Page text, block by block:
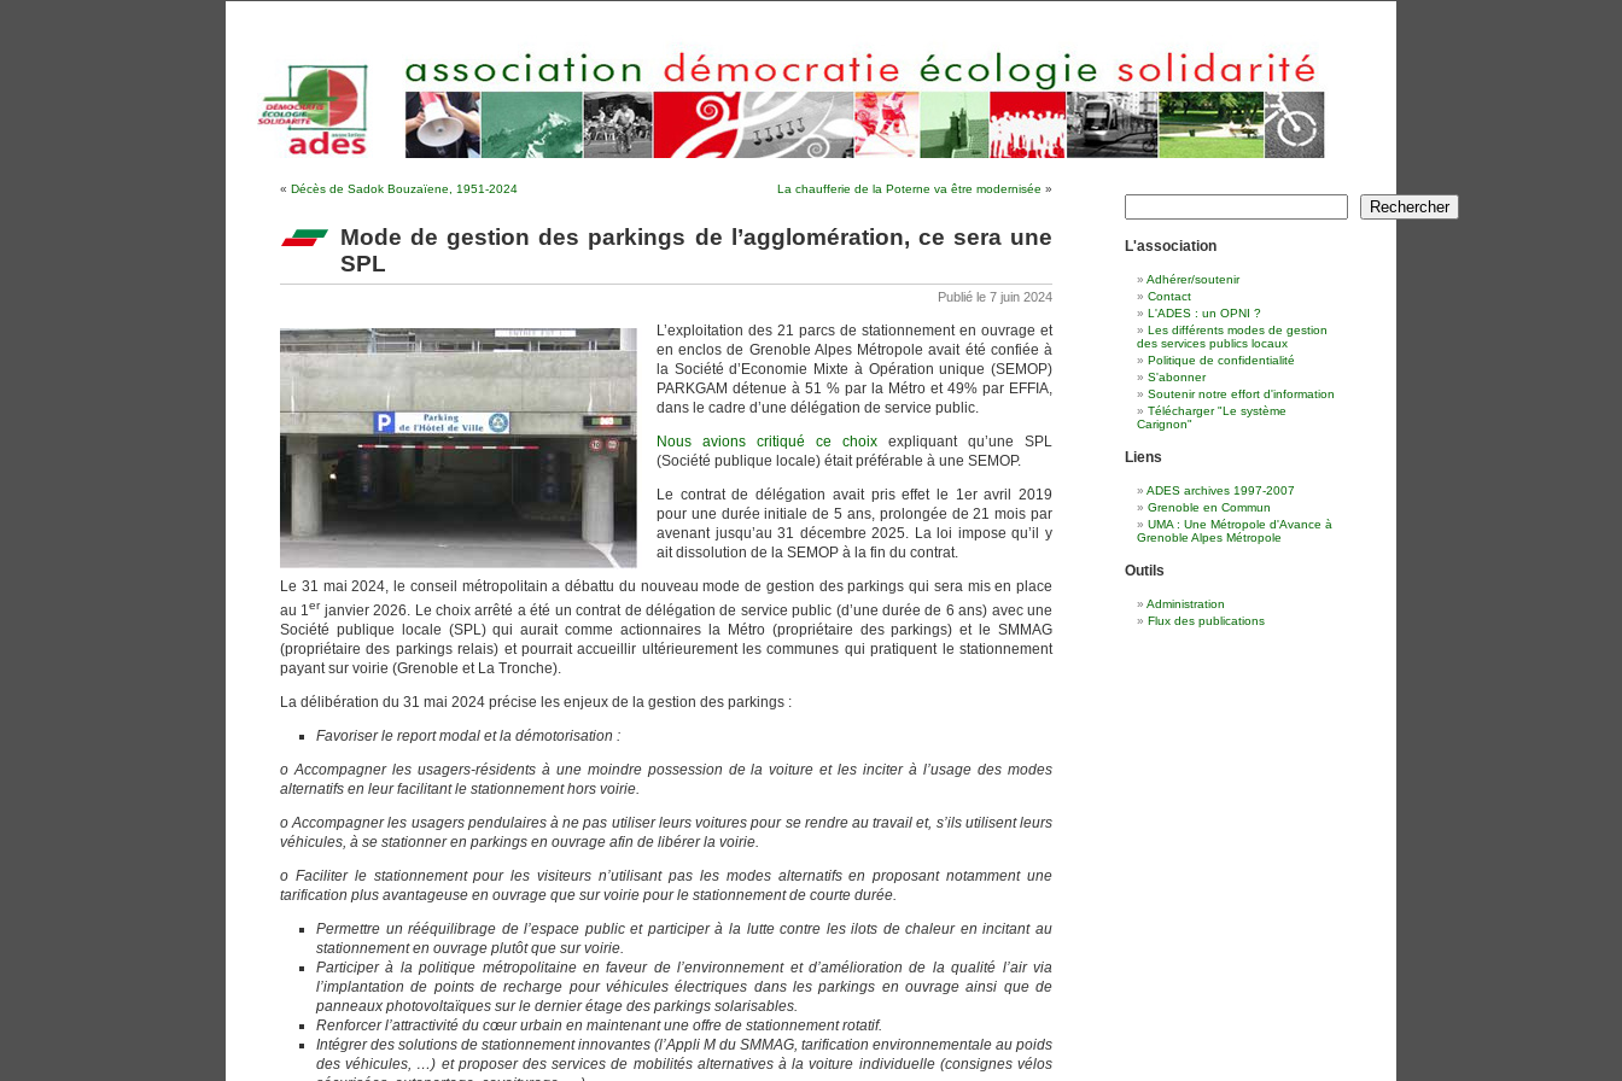
« Décès de Sadok Bouzaïene, 1951-2024 La chaufferie de la Poterne va être modernisée »
Mode de gestion des parkings de l’agglomération, ce sera une
SPL
Publié le 7 juin 2024
L’exploitation des 21 parcs de stationnement en ouvrage et
en enclos de Grenoble Alpes Métropole avait été confiée à
la Société d’Economie Mixte à Opération unique (SEMOP)
PARKGAM détenue à 51 % par la Métro et 49% par EFFIA,
dans le cadre d’une délégation de service public.
Nous avions critiqué ce choix expliquant qu’une SPL
(Société publique locale) était préférable à une SEMOP.
Le contrat de délégation avait pris effet le 1er avril 2019
pour une durée initiale de 5 ans, prolongée de 21 mois par
avenant jusqu’au 31 décembre 2025. La loi impose qu’il y
ait dissolution de la SEMOP à la fin du contrat.
Le 31 mai 2024, le conseil métropolitain a débattu du nouveau mode de gestion des parkings qui sera mis en place
au 1er janvier 2026. Le choix arrêté a été un contrat de délégation de service public (d’une durée de 6 ans) avec une
Société publique locale (SPL) qui aurait comme actionnaires la Métro (propriétaire des parkings) et le SMMAG
(propriétaire des parkings relais) et pourrait accueillir ultérieurement les communes qui pratiquent le stationnement
payant sur voirie (Grenoble et La Tronche).
La délibération du 31 mai 2024 précise les enjeux de la gestion des parkings :
Favoriser le report modal et la démotorisation :
o Accompagner les usagers-résidents à une moindre possession de la voiture et les inciter à l’usage des modes
alternatifs en leur facilitant le stationnement hors voirie.
o Accompagner les usagers pendulaires à ne pas utiliser leurs voitures pour se rendre au travail et, s’ils utilisent leurs
véhicules, à se stationner en parkings en ouvrage afin de libérer la voirie.
o Faciliter le stationnement pour les visiteurs n’utilisant pas les modes alternatifs en proposant notamment une
tarification plus avantageuse en ouvrage que sur voirie pour le stationnement de courte durée.
Permettre un rééquilibrage de l’espace public et participer à la lutte contre les ilots de chaleur en incitant au
stationnement en ouvrage plutôt que sur voirie.
Participer à la politique métropolitaine en faveur de l’environnement et d’amélioration de la qualité l’air via
l’implantation de points de recharge pour véhicules électriques dans les parkings en ouvrage ainsi que de
panneaux photovoltaïques sur le dernier étage des parkings solarisables.
Renforcer l’attractivité du cœur urbain en maintenant une offre de stationnement rotatif.
Intégrer des solutions de stationnement innovantes (l’Appli M du SMMAG, tarification environnementale au poids
des véhicules, …) et proposer des services de mobilités alternatives à la voiture individuelle (consignes vélos
Rechercher Rechercher
L'association
Adhérer/soutenir
Contact
L'ADES : un OPNI ?
Les différents modes de gestion
des services publics locaux
Politique de confidentialité
S'abonner
Soutenir notre effort d'information
Télécharger "Le système
Carignon"
Liens
ADES archives 1997-2007
Grenoble en Commun
UMA : Une Métropole d'Avance à
Grenoble Alpes Métropole
Outils
Administration
Flux des publications